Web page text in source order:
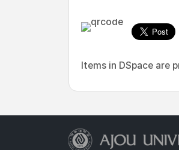
Items in DSpace are